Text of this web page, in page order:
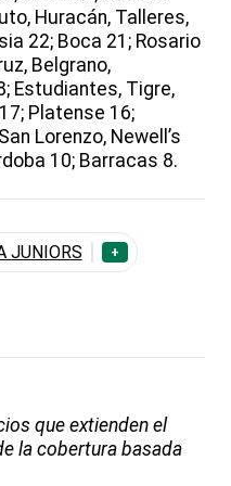
Huracán, Talleres,
22; Boca 21; Rosario
Belgrano,
Estudiantes, Tigre,
Platense 16;
Lorenzo, Newell’s
10; Barracas 8.
JUNIORS +
que extienden el
la cobertura basada